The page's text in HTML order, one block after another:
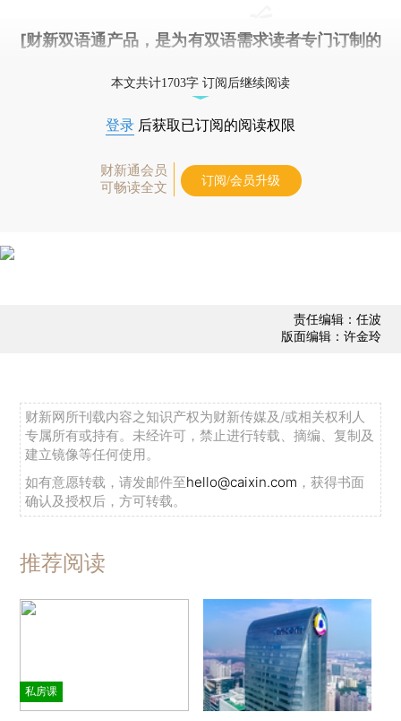
[财新双语通产品，是为有双语需求读者专门订制的
本文共计1703字 订阅后继续阅读
登录 后获取已订阅的阅读权限
财新通会员
可畅读全文
订阅/会员升级
责任编辑：任波
版面编辑：许金玲
财新网所刊载内容之知识产权为财新传媒及/或相关权利人
专属所有或持有。未经许可，禁止进行转载、摘编、复制及
建立镜像等任何使用。
如有意愿转载，请发邮件至hello@caixin.com ，获得书面
确认及授权后，方可转载。
推荐阅读
私房课